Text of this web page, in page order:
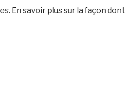
En savoir plus sur la façon dont